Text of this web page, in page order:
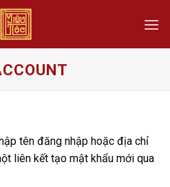
tên đăng nhập hoặc địa chỉ
liên kết tạo mật khẩu mới qua